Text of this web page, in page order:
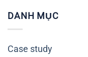
DANH MỤC
Case study